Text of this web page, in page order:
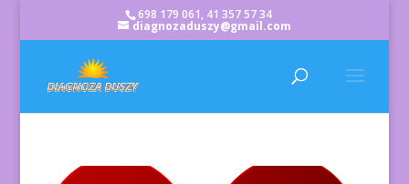
698 179 061, 41 357 57 34
diagnozaduszy@gmail.com